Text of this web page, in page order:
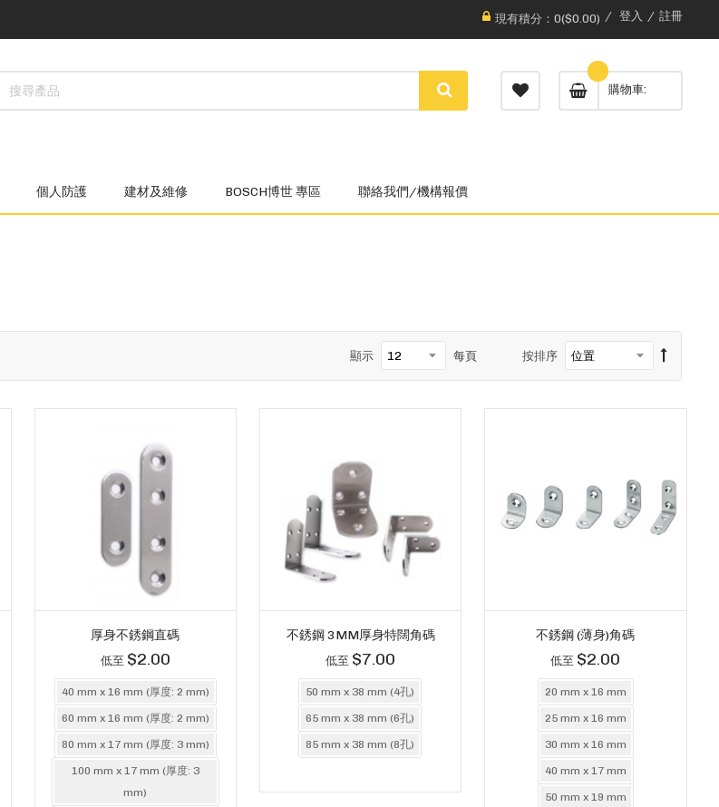
現有積分：0($0.00) 登入 註冊
購物車
個人防護 建材及維修 BOSCH博世 專區 聯絡我們/機構報價
按排序
顯示 每頁
厚身不銹鋼直碼
低至 $2.00
40 mm x 16 mm (厚度: 2 mm)
60 mm x 16 mm (厚度: 2 mm)
80 mm x 17 mm (厚度: 3 mm)
100 mm x 17 mm (厚度: 3
mm)
不銹鋼 3MM厚身特闊角碼
低至 $7.00
50 mm x 38 mm (4孔)
65 mm x 38 mm (6孔)
85 mm x 38 mm (8孔)
不銹鋼 (薄身)角碼
低至 $2.00
20 mm x 16 mm
25 mm x 16 mm
30 mm x 16 mm
40 mm x 17 mm
50 mm x 19 mm